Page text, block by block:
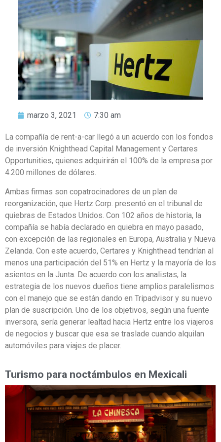
marzo 3, 2021 7:30 am
La compañía de rent-a-car llegó a un acuerdo con los fondos
de inversión Knighthead Capital Management y Certares
Opportunities, quienes adquirirán el 100% de la empresa por
4.200 millones de dólares.
Ambas firmas son copatrocinadores de un plan de
reorganización, que Hertz Corp. presentó en el tribunal de
quiebras de Estados Unidos. Con 102 años de historia, la
compañía se había declarado en quiebra en mayo pasado,
con excepción de las regionales en Europa, Australia y Nueva
Zelanda. Con este acuerdo, Certares y Knighthead tendrían al
menos una participación del 51% en Hertz y la mayoría de los
asientos en la Junta. De acuerdo con los analistas, la
estrategia de los nuevos dueños tiene amplios paralelismos
con el manejo que se están dando en Tripadvisor y su nuevo
plan de suscripción. Uno de los objetivos, según una fuente
inversora, sería generar lealtad hacia Hertz entre los viajeros
de negocios y buscar que esa se traslade cuando alquilan
automóviles para viajes de placer.
Turismo para noctámbulos en Mexicali